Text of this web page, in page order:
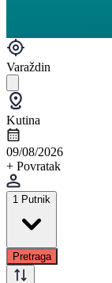
Varaždin
Kutina
09/08/2026
+ Povratak
1 Putnik
Pretraga